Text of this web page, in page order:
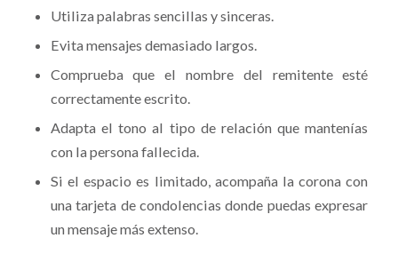
Utiliza palabras sencillas y sinceras.
Evita mensajes demasiado largos.
Comprueba que el nombre del remitente esté
correctamente escrito.
Adapta el tono al tipo de relación que mantenías
con la persona fallecida.
Si el espacio es limitado, acompaña la corona con
una tarjeta de condolencias donde puedas expresar
un mensaje más extenso.